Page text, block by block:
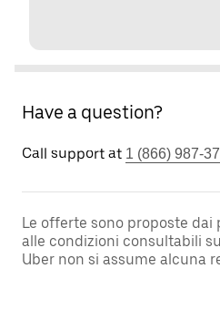
Have a question?
Call support at 1 (866) 987-
Le offerte sono proposte dai
alle condizioni consultabili
Uber non si assume alcuna